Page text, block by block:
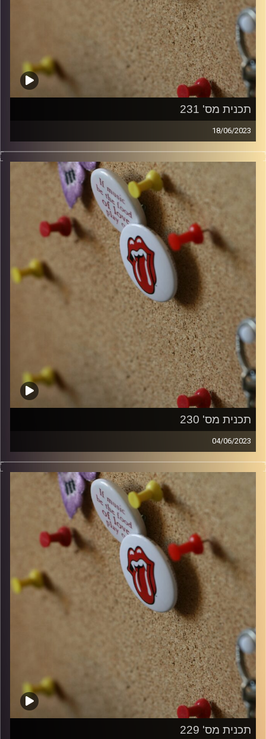
תכנית מס' 231
18/06/2023
קלאסיקות רוק עם אורן הוף.
włodi
תכנית מס' 230
04/06/2023
קלאסיקות רוק עם אורן הוף.
włodi
תכנית מס' 229